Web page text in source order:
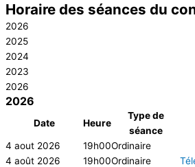
Horaire des séances du
2026
2025
2024
2023
2026
2026
Date Heure
Type de
séance
4 aout 2026 19h00Ordinaire
4 août 2026
19h00Ordinaire